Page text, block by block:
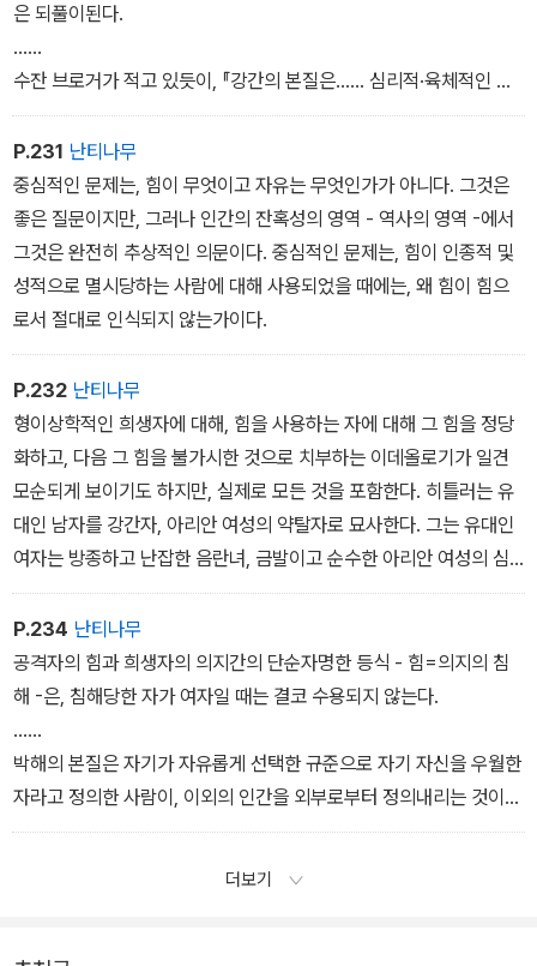
은 되풀이된다.
......
수잔 브로거가 적고 있듯이, 『강간의 본질은...... 심리적·육체적인 힘
의 정도 안에 존재하는 것이 아니라 ...... 남자의 여자에 대한 태도, 즉
위장된 강간이나 노골적인 강간을 가능하게 하는 태도 안에 존재한
다. 여자를 희생자로 고려하는 권리를 획득하기 전에, 여자가 죽음의
상태나 적어도 피를 흘리기를 요구하는 태도는, 위와 동일한 것이다.』
...... 강간의 본질은, 그러한 사진 - 어떠한 방식, 어떠한 정도도 포함
한 - 이, 남자의 권력과 무관계하게 남성지상주의의 범주 바깥에, 남
자의 힘에 오염되지 않고 존재하는 여자의 성욕을 보여 줄 수는 없다
는 확신 안에 존재한다. <그런 식으로 일이 이루어지는 것을 참으로
좋아한다>는 것처럼 보이도록 여자에 대해 카메라가 한 강간은, 현대
사회에서 여자의 희생자성의 명확한 제1조항이다. 그녀는 죽거나, 피
를 흘리지는 않는다. 적어도, 아직까지는.
P.231 난티나무
중심적인 문제는, 힘이 무엇이고 자유는 무엇인가가 아니다. 그것은
좋은 질문이지만, 그러나 인간의 잔혹성의 영역 - 역사의 영역 -에서
그것은 완전히 추상적인 의문이다. 중심적인 문제는, 힘이 인종적 및
성적으로 멸시당하는 사람에 대해 사용되었을 때에는, 왜 힘이 힘으
로서 절대로 인식되지 않는가이다.
P.232 난티나무
형이상학적인 희생자에 대해, 힘을 사용하는 자에 대해 그 힘을 정당
화하고, 다음 그 힘을 불가시한 것으로 치부하는 이데올로기가 일견
모순되게 보이기도 하지만, 실제로 모든 것을 포함한다. 히틀러는 유
대인 남자를 강간자, 아리안 여성의 약탈자로 묘사한다. 그는 유대인
여자는 방종하고 난잡한 음란녀, 금발이고 순수한 아리안 여성의 심
미적 대극으로 그리고 있다. 남녀 유대인은 모두, 성욕면에서 금수로
서 특징지어지고 있다. 광포한 동물은 위험하므로 우리 안에 가두어
야 한다. 히틀러가 반유대인적 행동을 호소할 때, 제일의 그리고 가장
근본적인 호소는 경제적인 면, 즉 유대인이 금전을 지배한다는 것이
사한 유대인의 성욕이었다. 순수한 아리안 여성이 호색한 유대인 남
자에 의해 강간을 당하지 않고, 또한 독일인의 정자가 음란한 유대인
여자에 의해 유혹받고, 혼혈아를 낳아 오용되지 않도록 성적인 금수
성적 이데올로기의 전형이고, 인종적으로 멸시를 당하는 모든 집단은
P.234 난티나무
공격자의 힘과 희생자의 의지간의 단순자명한 등식 - 힘=의지의 침
해 -은, 침해당한 자가 여자일 때는 결코 수용되지 않는다.
......
박해의 본질은 자기가 자유롭게 선택한 규준으로 자기 자신을 우월한
자라고 정의한 사람이, 이외의 인간을 외부로부터 정의내리는 것이
다. 그래서 여자가 매저키스틱하다고 - 남자에 의해서 외부로부터 -
더보기